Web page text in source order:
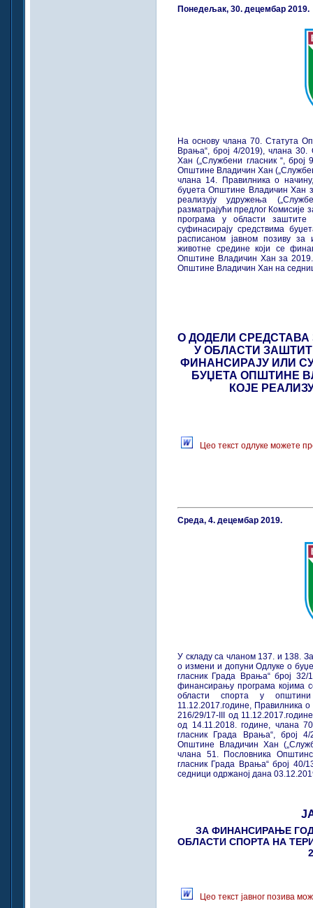
Понедељак, 30. децембар 2019.
На основу члана 70. Статута
Врања“, број 4/2019), члана
Хан („Службени гласник “,
Општине Владичин Хан
члана 14. Правилника о
буџета Општине Владичин Хан
реализују удружења
разматрајући предлог Комисије
програма у области
суфинасирају средствима
расписаном јавном позиву за
животне средине који се
Општине Владичин Хан за
Општине Владичин Хан на
О ДОДЕЛИ СРЕДСТАВА
У ОБЛАСТИ
ФИНАНСИРАЈУ ИЛИ
БУЏЕТА ОПШТИНЕ
КОЈЕ
Цео текст одлуке можете
Среда, 4. децембар 2019.
У складу са чланом 137. и 138.
о измени и допуни Одлуке о
гласник Града Врања“ број
финансирању програма којима
области спорта у
11.12.2017.године, Правилника о
216/29/17-III од
од 14.11.2018. године, члана
гласник Града Врања“, број
Општине Владичин Хан
члана 51. Пословника
гласник Града Врања“ број
седници одржаној дана
ЗА ФИНАНСИРАЊЕ
ОБЛАСТИ СПОРТА НА
Цео текст јавног позива